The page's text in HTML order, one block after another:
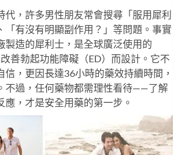
代，許多男性朋友常會搜尋「服用犀利
「有沒有明顯副作用？」等問題。事實
製造的犀利士 ，是全球廣泛使用的
善勃起功能障礙（ED）而設計。它不
信，更因長達36小時的藥效持續時間，
不過，任何藥物都需理性看待——了解
應，才是安全用藥的第一步。